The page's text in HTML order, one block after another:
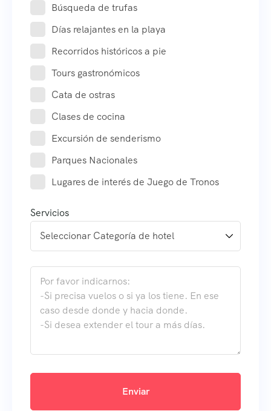
Búsqueda de trufas
Días relajantes en la playa
Recorridos históricos a pie
Tours gastronómicos
Cata de ostras
Clases de cocina
Excursión de senderismo
Parques Nacionales
Lugares de interés de Juego de Tronos
Servicios
Enviar